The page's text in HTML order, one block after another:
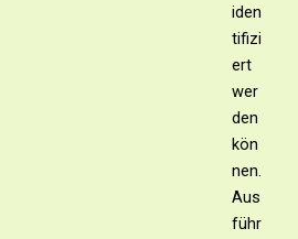
iden
tifizi
ert
wer
den
kön
nen.
Aus
führ